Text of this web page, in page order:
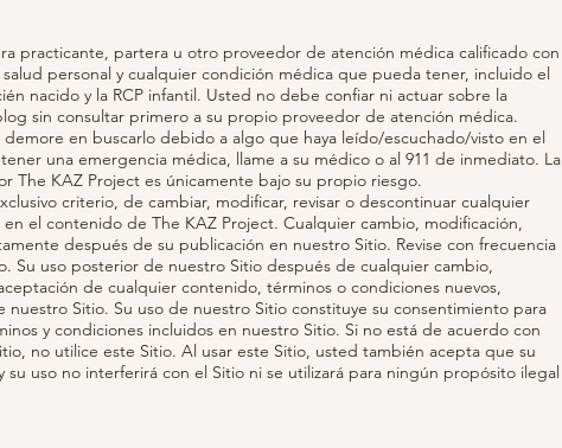
practicante, partera u otro proveedor de atención médica calificado con
personal y cualquier condición médica que pueda tener, incluido el
nacido y la RCP infantil. Usted no debe confiar ni actuar sobre la
sin consultar primero a su propio proveedor de atención médica.
en buscarlo debido a algo que haya leído/escuchado/visto en el
una emergencia médica, llame a su médico o al 911 de inmediato. La
The KAZ Project es únicamente bajo su propio riesgo.
criterio, de cambiar, modificar, revisar o descontinuar cualquier
el contenido de The KAZ Project. Cualquier cambio, modificación,
después de su publicación en nuestro Sitio. Revise con frecuencia
Su uso posterior de nuestro Sitio después de cualquier cambio,
de cualquier contenido, términos o condiciones nuevos,
Sitio. Su uso de nuestro Sitio constituye su consentimiento para
y condiciones incluidos en nuestro Sitio. Si no está de acuerdo con
no utilice este Sitio. Al usar este Sitio, usted también acepta que su
su uso no interferirá con el Sitio ni se utilizará para ningún propósito ilegal